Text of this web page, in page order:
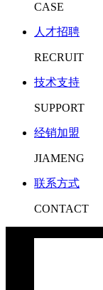
CASE
人才招聘
RECRUIT
技术支持
SUPPORT
经销加盟
JIAMENG
联系方式
CONTACT